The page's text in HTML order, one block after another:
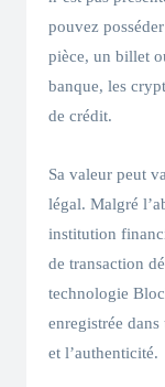
pouvez
pièce, un billet
banque, les
de crédit.
Sa valeur peut
légal. Malgré
institution
de transaction
technologie
enregistrée
et l’authenticité.